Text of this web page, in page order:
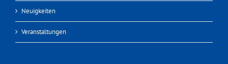
Neuigkeiten
Veranstaltungen